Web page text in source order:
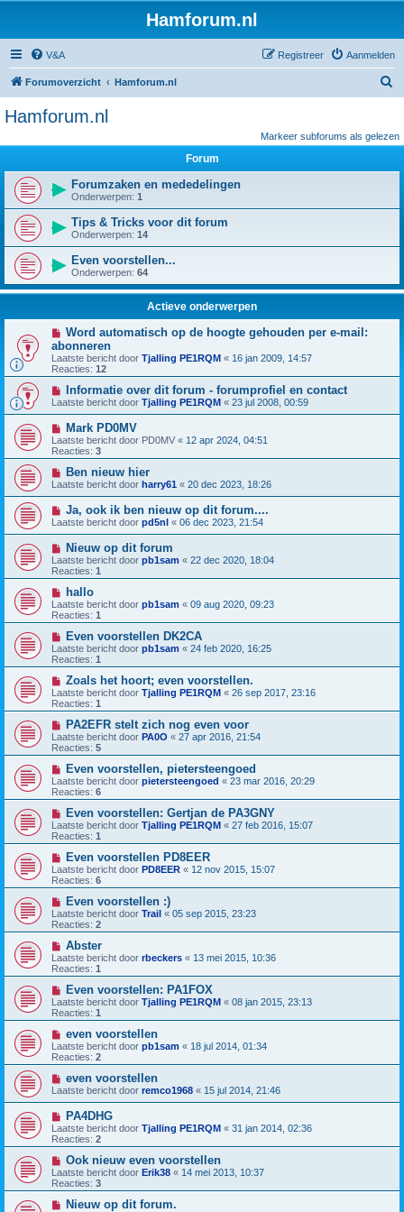
Hamforum.nl
V&A Aanmelden
Registreer
Forumoverzicht Hamforum.nl
k
Hamforum.nl
Markeer subforums als gelezen
Forum
Forumzaken en mededelingen
Onderwerpen: 1
Tips & Tricks voor dit forum
Onderwerpen: 14
Even voorstellen...
Onderwerpen: 64
Actieve onderwerpen
Word automatisch op de hoogte gehouden per e-mail:
abonneren
Laatste bericht door Tjalling PE1RQM « 16 jan 2009, 14:57
Reacties: 12
Informatie over dit forum - forumprofiel en contact
Laatste bericht door Tjalling PE1RQM « 23 jul 2008, 00:59
Mark PD0MV
Laatste bericht door PD0MV « 12 apr 2024, 04:51
Reacties: 3
Ben nieuw hier
Laatste bericht door harry61 « 20 dec 2023, 18:26
Ja, ook ik ben nieuw op dit forum....
Laatste bericht door pd5nl « 06 dec 2023, 21:54
Nieuw op dit forum
Laatste bericht door pb1sam « 22 dec 2020, 18:04
Reacties: 1
hallo
Laatste bericht door pb1sam « 09 aug 2020, 09:23
Reacties: 1
Even voorstellen DK2CA
Laatste bericht door pb1sam « 24 feb 2020, 16:25
Reacties: 1
Zoals het hoort; even voorstellen.
Laatste bericht door Tjalling PE1RQM « 26 sep 2017, 23:16
Reacties: 1
PA2EFR stelt zich nog even voor
Laatste bericht door PA0O « 27 apr 2016, 21:54
Reacties: 5
Even voorstellen, pietersteengoed
Laatste bericht door pietersteengoed « 23 mar 2016, 20:29
Reacties: 6
Even voorstellen: Gertjan de PA3GNY
Laatste bericht door Tjalling PE1RQM « 27 feb 2016, 15:07
Reacties: 1
Even voorstellen PD8EER
Laatste bericht door PD8EER « 12 nov 2015, 15:07
Reacties: 6
Even voorstellen :)
Laatste bericht door Trail « 05 sep 2015, 23:23
Reacties: 2
Abster
Laatste bericht door rbeckers « 13 mei 2015, 10:36
Reacties: 1
Even voorstellen: PA1FOX
Laatste bericht door Tjalling PE1RQM « 08 jan 2015, 23:13
Reacties: 1
even voorstellen
Laatste bericht door pb1sam « 18 jul 2014, 01:34
Reacties: 2
even voorstellen
Laatste bericht door remco1968 « 15 jul 2014, 21:46
PA4DHG
Laatste bericht door Tjalling PE1RQM « 31 jan 2014, 02:36
Reacties: 2
Ook nieuw even voorstellen
Laatste bericht door Erik38 « 14 mei 2013, 10:37
Reacties: 3
Nieuw op dit forum.